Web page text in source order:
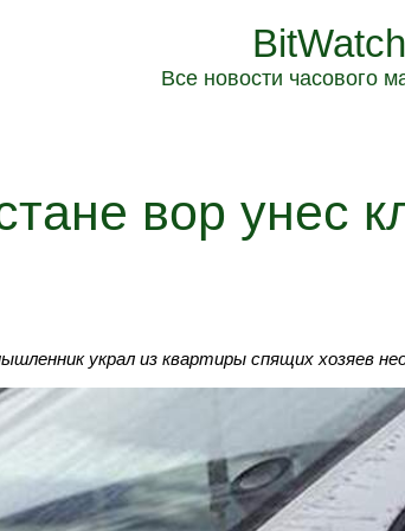
BitWatch
Все новости часового
вор унес
украл из квартиры спящих хозяев